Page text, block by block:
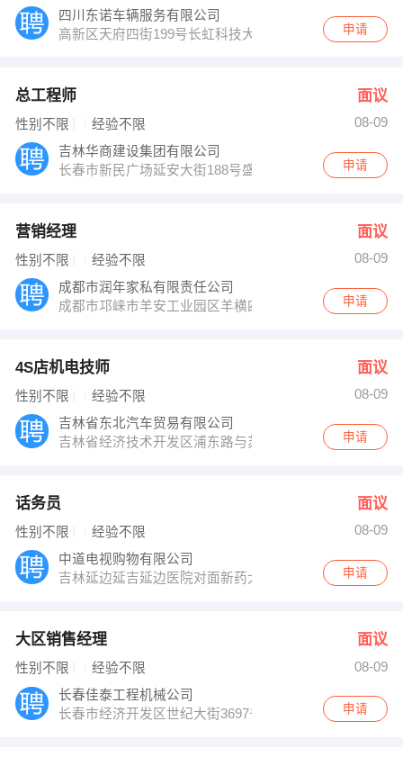
四川东诺车辆服务有限公司
高新区天府四街199号长虹科技大厦B座1104
申请
总工程师 面议
性别不限 经验不限
08-09
吉林华商建设集团有限公司
长春市新民广场延安大街188号盛世国际A座4020室
申请
营销经理 面议
性别不限 经验不限
08-09
成都市润年家私有限责任公司
成都市邛崃市羊安工业园区羊横四路七号
申请
4S店机电技师 面议
性别不限 经验不限
08-09
吉林省东北汽车贸易有限公司
吉林省经济技术开发区浦东路与苏州北街交汇 众泰4S店
申请
话务员 面议
性别不限 经验不限
08-09
中道电视购物有限公司
吉林延边延吉延边医院对面新药大药房地下
申请
大区销售经理 面议
性别不限 经验不限
08-09
长春佳泰工程机械公司
长春市经济开发区世纪大街3697号汇成家园3号楼4、5号
申请